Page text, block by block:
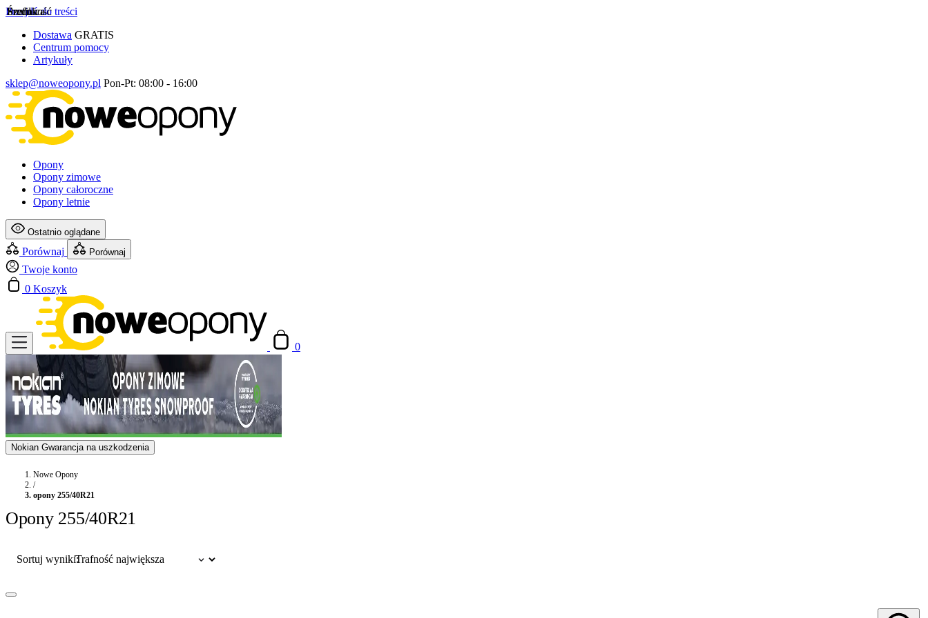
Przejdź do treści
Dostawa GRATIS
Centrum pomocy
Artykuły
sklep@noweopony.pl Pon-Pt: 08:00 - 16:00
Opony
Opony zimowe
Opony całoroczne
Opony letnie
Ostatnio oglądane
Porównaj Porównaj
Twoje konto
0 Koszyk
0
Nokian Gwarancja na uszkodzenia
Nowe Opony
/
opony 255/40R21
Opony 255/40R21
Sortuj wyniki:
Szerokość
Profil
Średnica